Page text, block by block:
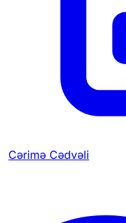
Cərimə Cədvəli